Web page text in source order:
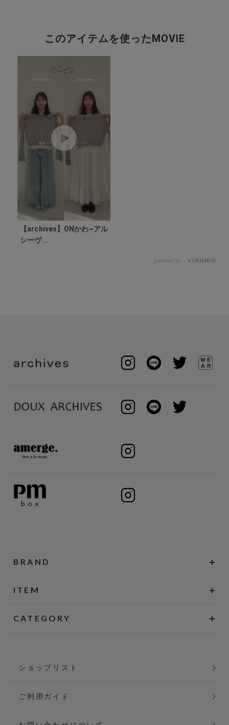
このアイテムを使ったMOVIE
【archives】ONかわ~アル
シーヴ...
powered by
BRAND
ITEM
CATEGORY
ショップリスト
ご利用ガイド